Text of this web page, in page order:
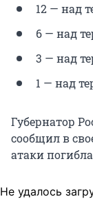
12 — над
6 — над
3 — над
1 — над
Губернатор
сообщил в
атаки
Не удалось